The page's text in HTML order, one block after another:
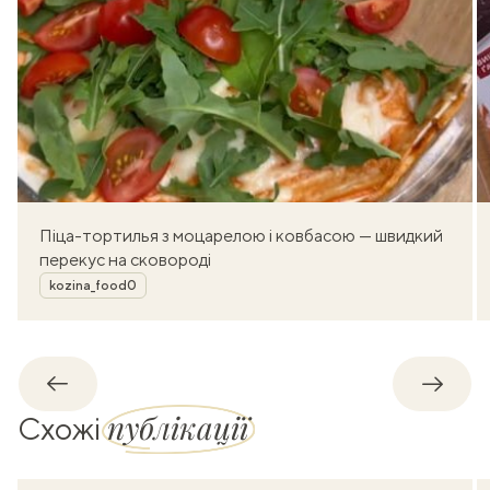
Піца-тортилья з моцарелою і ковбасою — швидкий
перекус на сковороді
Автор
kozina_food0
Назад
Схожіпублікації